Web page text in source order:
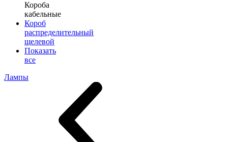
Короба
кабельные
Короб
распределительный
щелевой
Показать
все
Лампы